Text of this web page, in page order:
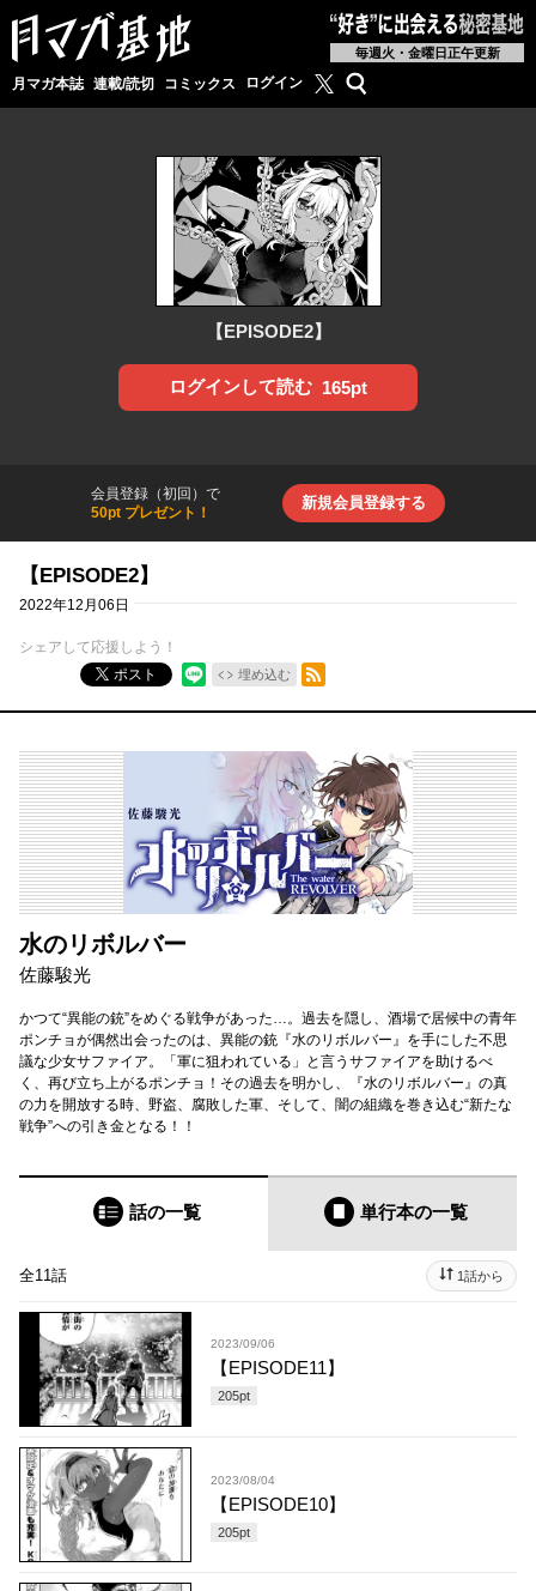
毎週火・金曜日正午更新
月マガ本誌 連載/読切 コミックス ログイン 月マガ基地公式X
検索
【EPISODE2】
ログインして読む 165pt
会員登録（初回）で
50pt プレゼント！
新規会員登録する
【EPISODE2】
2022年12月06日
シェアして応援しよう！
ポスト
埋め込む
RSSフィード
水のリボルバー
佐藤駿光
かつて“異能の銃”をめぐる戦争があった…。過去を隠し、酒場で居候中の青年
ポンチョが偶然出会ったのは、異能の銃『水のリボルバー』を手にした不思
議な少女サファイア。「軍に狙われている」と言うサファイアを助けるべ
く、再び立ち上がるポンチョ！その過去を明かし、『水のリボルバー』の真
の力を開放する時、野盗、腐敗した軍、そして、闇の組織を巻き込む“新たな
戦争”への引き金となる！！
話の一覧 単行本の一覧
全11話 1話から
2023/09/06
【EPISODE11】
205pt
2023/08/04
【EPISODE10】
205pt